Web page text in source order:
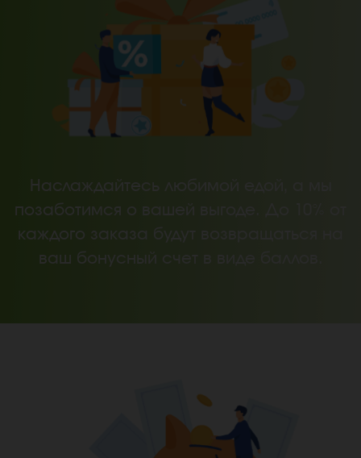
Наслаждайтесь любимой едой, а мы
позаботимся о вашей выгоде. До 10% от
каждого заказа будут возвращаться на
ваш бонусный счет в виде баллов.